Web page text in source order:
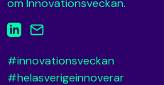
om Innovationsveckan.
#innovationsveckan
#helasverigeinnoverar